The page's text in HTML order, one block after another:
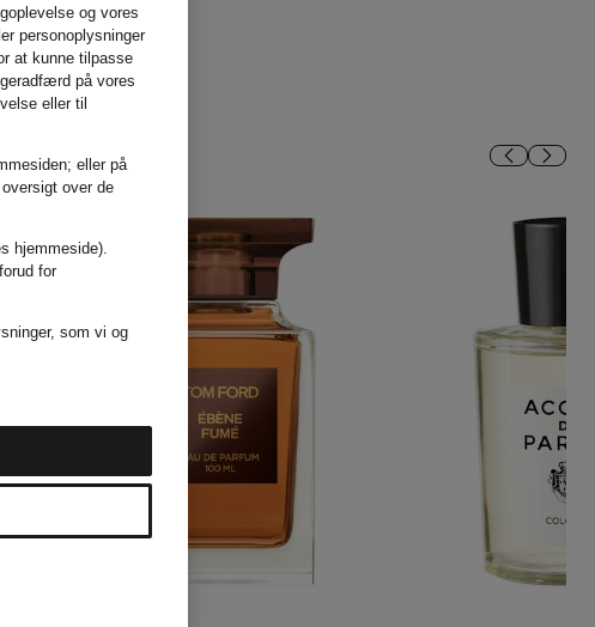
og vores
personoplysninger
at kunne tilpasse
på vores
eller til
eller på
over de
hjemmeside).
for
som vi og